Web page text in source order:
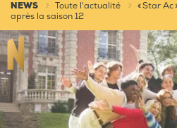
NEWS Toute l'actualité
« Star Ac
après la saison 12